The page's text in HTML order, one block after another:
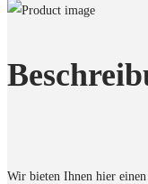
Wir bieten Ihnen hier einen